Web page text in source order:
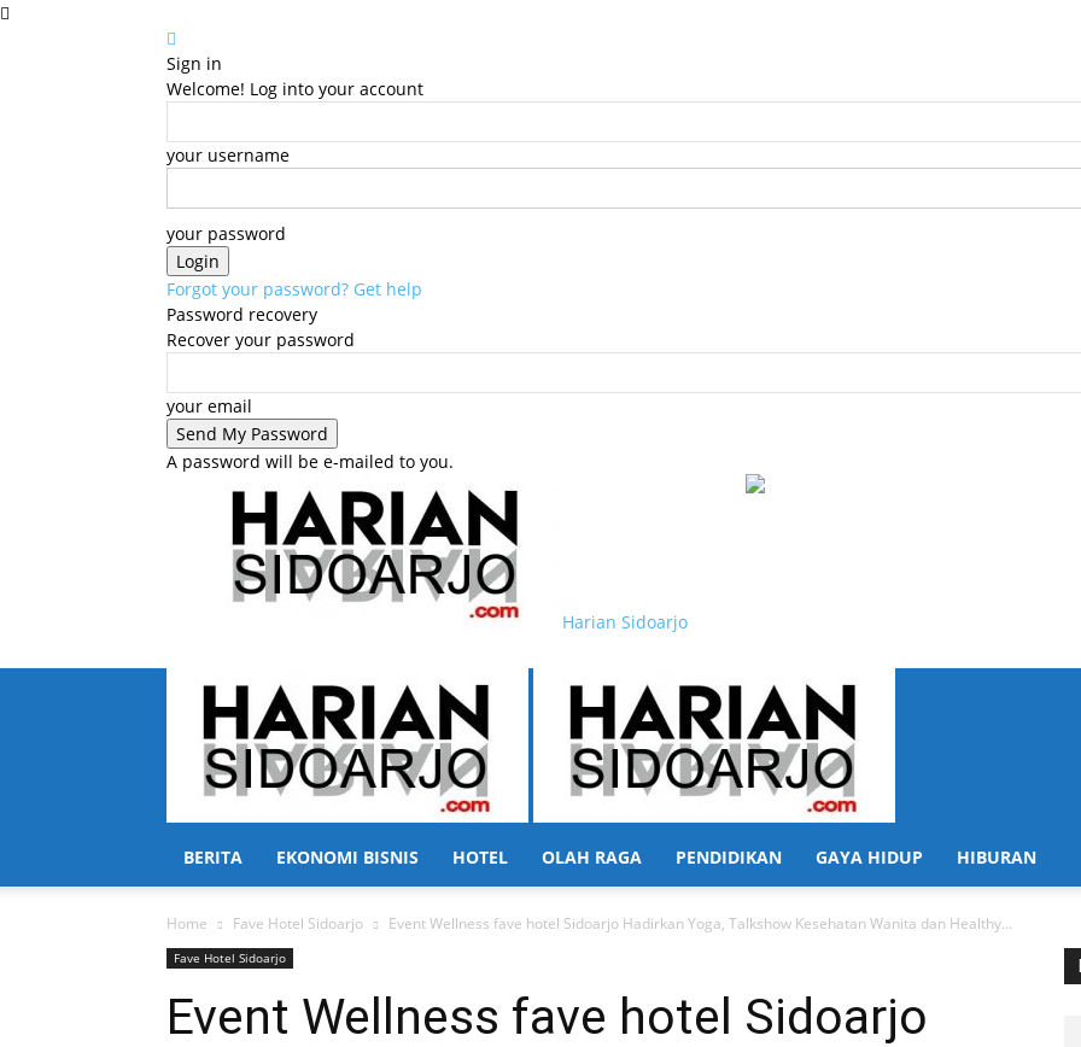
Sign in
Welcome! Log into your account
your username
your password
Forgot your password? Get help
Password recovery
Recover your password
your email
A password will be e-mailed to you.
Harian Sidoarjo
BERITA EKONOMI BISNIS HOTEL OLAH RAGA PENDIDIKAN GAYA HIDUP HIBURAN
Home Fave Hotel Sidoarjo Event Wellness fave hotel Sidoarjo Hadirkan Yoga, Talkshow Kesehatan Wanita dan Healthy...
Fave Hotel Sidoarjo
Event Wellness fave hotel Sidoarjo